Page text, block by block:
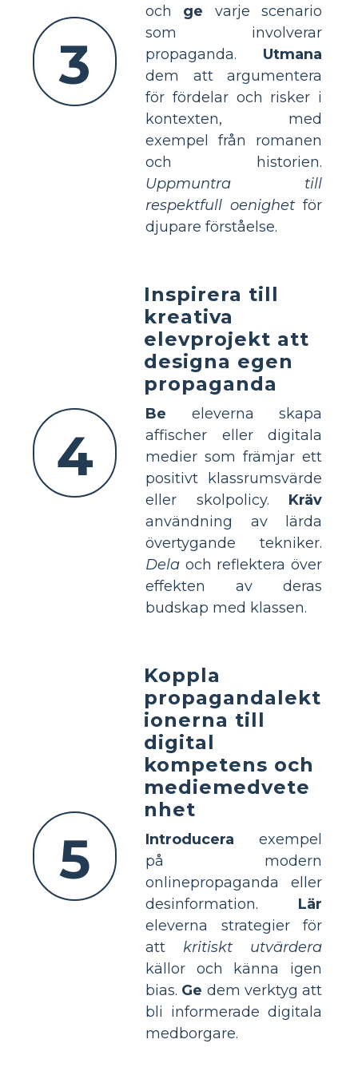
3
och ge varje scenario
som involverar
propaganda. Utmana
dem att argumentera
för fördelar och risker i
kontexten, med
exempel från romanen
och historien.
Uppmuntra till
respektfull oenighet för
djupare förståelse.
4
Inspirera till
kreativa
elevprojekt att
designa egen
propaganda
Be eleverna skapa
affischer eller digitala
medier som främjar ett
positivt klassrumsvärde
eller skolpolicy. Kräv
användning av lärda
övertygande tekniker.
Dela och reflektera över
effekten av deras
budskap med klassen.
5
Koppla
propagandalekt
ionerna till
digital
kompetens och
mediemedvete
nhet
Introducera exempel
på modern
onlinepropaganda eller
desinformation. Lär
eleverna strategier för
att kritiskt utvärdera
källor och känna igen
bias. Ge dem verktyg att
bli informerade digitala
medborgare.